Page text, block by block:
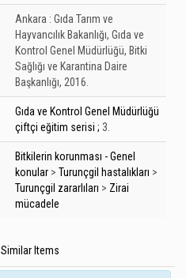
Ankara : Gıda Tarım ve
Hayvancılık Bakanlığı, Gıda ve
Kontrol Genel Müdürlüğü, Bitki
Sağlığı ve Karantina Daire
Başkanlığı, 2016.
Gıda ve Kontrol Genel Müdürlüğü
çiftçi eğitim serisi ; 3.
Bitkilerin korunması - Genel
konular > Turunçgil hastalıkları >
Turunçgil zararlıları > Zirai
mücadele
Similar Items